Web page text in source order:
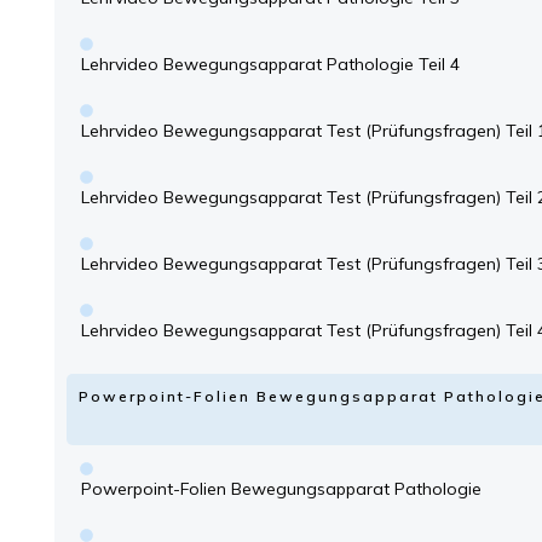
Lehrvideo Bewegungsapparat Pathologie Teil 4
Lehrvideo Bewegungsapparat Test (Prüfungsfragen) Teil
Lehrvideo Bewegungsapparat Test (Prüfungsfragen) Teil
Lehrvideo Bewegungsapparat Test (Prüfungsfragen) Teil
Lehrvideo Bewegungsapparat Test (Prüfungsfragen) Teil
Powerpoint-Folien Bewegungsapparat Pathologie
Powerpoint-Folien Bewegungsapparat Pathologie